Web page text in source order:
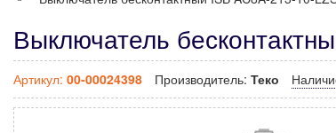
Выключатель
Артикул: 00-00024398 Производитель: Теко